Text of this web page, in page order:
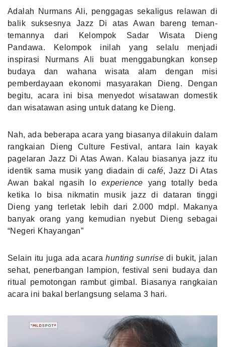
Adalah Nurmans Ali, penggagas sekaligus relawan di
balik suksesnya Jazz Di atas Awan bareng teman-
temannya dari Kelompok Sadar Wisata Dieng
Pandawa. Kelompok inilah yang selalu menjadi
inspirasi Nurmans Ali buat menggabungkan konsep
budaya dan wahana wisata alam dengan misi
pemberdayaan ekonomi masyarakan Dieng. Dengan
begitu, acara ini bisa menyedot wisatawan domestik
dan wisatawan asing untuk datang ke Dieng.
Nah, ada beberapa acara yang biasanya dilakuin dalam
rangkaian Dieng Culture Festival, antara lain kayak
pagelaran Jazz Di Atas Awan. Kalau biasanya jazz itu
identik sama musik yang diadain di café, Jazz Di Atas
Awan bakal ngasih lo experience yang totally beda
ketika lo bisa nikmatin musik jazz di dataran tinggi
Dieng yang terletak lebih dari 2.000 mdpl. Makanya
banyak orang yang kemudian nyebut Dieng sebagai
“Negeri Khayangan”
Selain itu juga ada acarahunting sunrise di bukit, jalan
sehat, penerbangan lampion, festival seni budaya dan
ritual pemotongan rambut gimbal. Biasanya rangkaian
acara ini bakal berlangsung selama 3 hari.